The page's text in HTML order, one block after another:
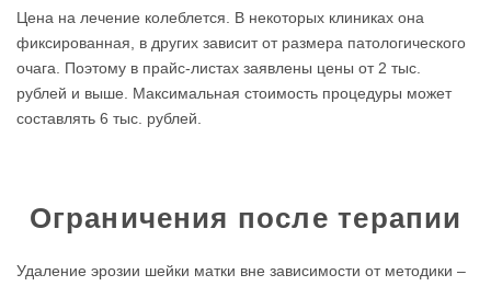
Цена на лечение колеблется. В некоторых клиниках она
фиксированная, в других зависит от размера патологического
очага. Поэтому в прайс-листах заявлены цены от 2 тыс.
рублей и выше. Максимальная стоимость процедуры может
составлять 6 тыс. рублей.
Ограничения после терапии
Удаление эрозии шейки матки вне зависимости от методики –